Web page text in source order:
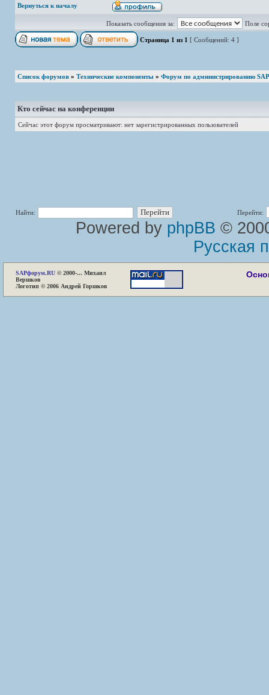
Вернуться к началу
Показать сообщения за: Поле
Страница 1 из 1 [ Сообщений: 4 ]
Список форумов » Технические компоненты » Форум по администрированию SAP
Кто сейчас на конференции
Сейчас этот форум просматривают: нет зарегистрированных пользователей
Найти: Перейти:
Powered by phpBB ©
Русская
SAPфорум.RU © 2000-... Михаил
Вершков
Логотип © 2006 Андрей Горшков